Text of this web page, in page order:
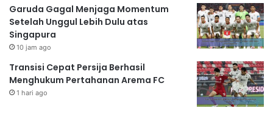
Garuda Gagal Menjaga Momentum
Setelah Unggul Lebih Dulu atas
Singapura
10 jam ago
Transisi Cepat Persija Berhasil
Menghukum Pertahanan Arema FC
1 hari ago